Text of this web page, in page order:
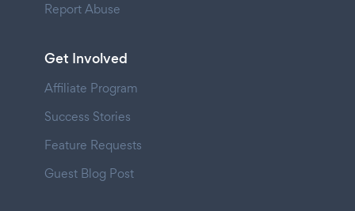
Report Abuse
Get Involved
Affiliate Program
Success Stories
Feature Requests
Guest Blog Post